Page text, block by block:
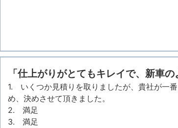
「仕上がりがとてもキレイで、新車の
1. いくつか見積りを取りましたが、貴社が一
め、決めさせて頂きました。
2. 満足
3. 満足